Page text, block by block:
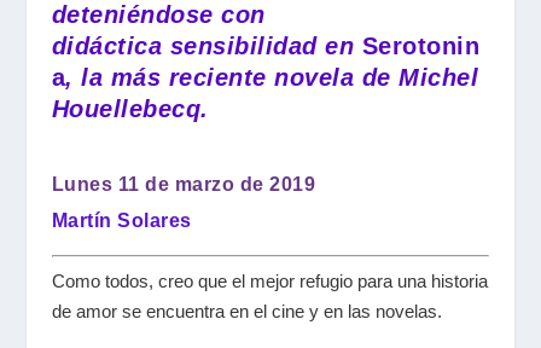
deteniéndose con
didáctica sensibilidaden Serotonin
a, la más reciente novela de Michel
Houellebecq.
Lunes 11 de marzo de 2019
Martín Solares
Como todos, creo que el mejor refugio para una historia
de amor se encuentra en el cine y en las novelas.